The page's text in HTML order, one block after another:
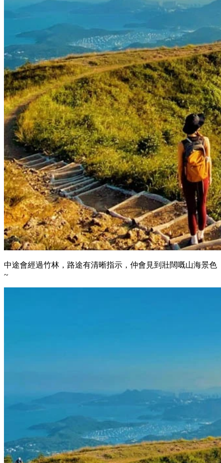
中途會經過竹林，路途有清晰指示，仲會見到壯闊嘅山海景色
~